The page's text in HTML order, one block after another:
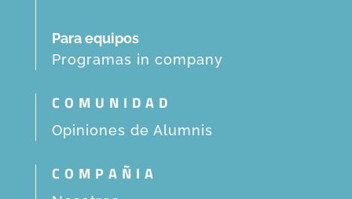
Para equipos
Programas in company
COMUNIDAD
Opiniones de Alumnis
COMPAÑIA